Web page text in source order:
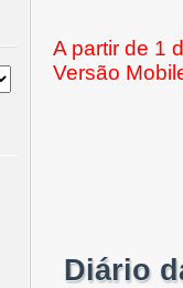
A partir de 1
Versão
Diário